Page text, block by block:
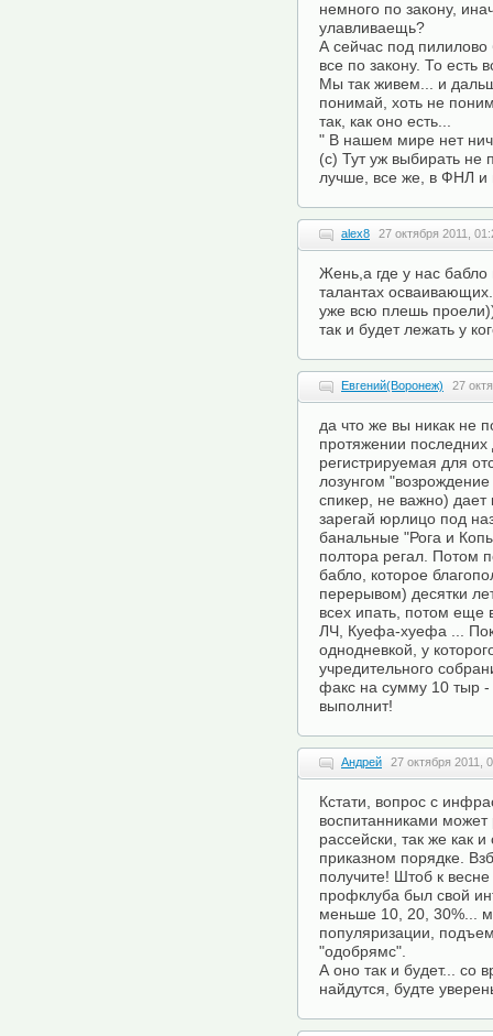
немного по закону,
улавливаещь?
А сейчас под пилилово
все по закону. То есть
Мы так живем... и
понимай, хоть не
так, как оно есть...
" В нашем мире нет
(с) Тут уж выбирать не
лучше, все же, в ФНЛ и
alex8 27 октября 2011,
Жень,а где у нас бабло
талантах
уже всю плешь
так и будет лежать у
Евгений(Воронеж) 27
да что же вы никак не
протяжении
регистрируемая для
лозунгом
спикер, не важно)
зарегай юрлицо под
банальные "Рога и
полтора регал. Потом
бабло, которое
перерывом) десятки
всех ипать, потом
ЛЧ, Куефа-хуефа ...
однодневкой, у
учредительного
факс на сумму 10
выполнит!
Андрей 27 октября 2011,
Кстати, вопрос с
воспитанниками
рассейски, так же как
приказном порядке.
получите! Штоб к
профклуба был свой
меньше 10, 20, 30%...
популяризации,
"одобрямс".
А оно так и будет... со
найдутся, будте